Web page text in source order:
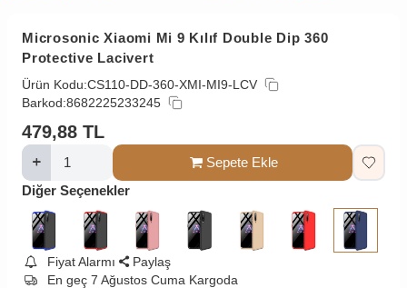
Microsonic Xiaomi Mi 9 Kılıf Double Dip 360
Protective Lacivert
Ürün Kodu:CS110-DD-360-XMI-MI9-LCV
Barkod:8682225233245
479,88 TL
Sepete Ekle
Diğer Seçenekler
Fiyat Alarmı
Paylaş
En geç 7 Ağustos Cuma Kargoda